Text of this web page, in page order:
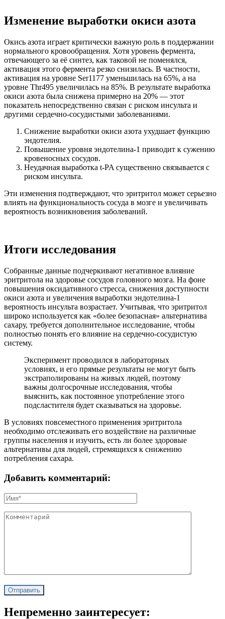
Изменение выработки окиси азота
Окись азота играет критически важную роль в поддержании
нормального кровообращения. Хотя уровень фермента,
отвечающего за её синтез, как таковой не поменялся,
активация этого фермента резко снизилась. В частности,
активация на уровне Ser1177 уменьшилась на 65%, а на
уровне Thr495 увеличилась на 85%. В результате выработка
окиси азота была снижена примерно на 20% — этот
показатель непосредственно связан с риском инсульта и
другими сердечно-сосудистыми заболеваниями.
Снижение выработки окиси азота ухудшает функцию
эндотелия.
Повышение уровня эндотелина-1 приводит к сужению
кровеносных сосудов.
Неудачная выработка t-PA существенно связывается с
риском инсульта.
Эти изменения подтверждают, что эритритол может серьезно
влиять на функциональность сосуда в мозге и увеличивать
вероятность возникновения заболеваний.
Итоги исследования
Собранные данные подчеркивают негативное влияние
эритритола на здоровье сосудов головного мозга. На фоне
повышения оксидативного стресса, снижения доступности
окиси азота и увеличения выработки эндотелина-1
вероятность инсульта возрастает. Учитывая, что эритритол
широко используется как «более безопасная» альтернатива
сахару, требуется дополнительное исследование, чтобы
полностью понять его влияние на сердечно-сосудистую
систему.
Эксперимент проводился в лабораторных
условиях, и его прямые результаты не могут быть
экстраполированы на живых людей, поэтому
важны долгосрочные исследования, чтобы
выяснить, как постоянное употребление этого
подсластителя будет сказываться на здоровье.
В условиях повсеместного применения эритритола
необходимо отслеживать его воздействие на различные
группы населения и изучить, есть ли более здоровые
альтернативы для людей, стремящихся к снижению
потребления сахара.
Добавить комментарий:
Непременно заинтересует: